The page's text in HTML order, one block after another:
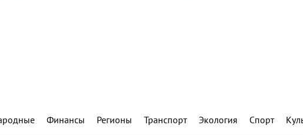
Финансы Регионы Транспорт Экология Спорт